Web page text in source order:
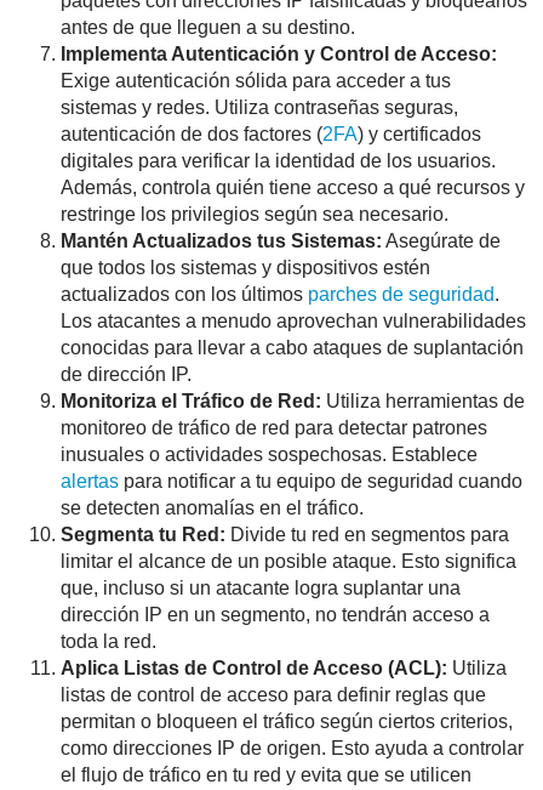
antes de que lleguen a su destino.
Implementa Autenticación y Control de Acceso:
Exige autenticación sólida para acceder a tus
sistemas y redes. Utiliza contraseñas seguras,
autenticación de dos factores (2FA) y certificados
digitales para verificar la identidad de los usuarios.
Además, controla quién tiene acceso a qué recursos y
restringe los privilegios según sea necesario.
Mantén Actualizados tus Sistemas: Asegúrate de
que todos los sistemas y dispositivos estén
actualizados con los últimos parches de seguridad.
Los atacantes a menudo aprovechan vulnerabilidades
conocidas para llevar a cabo ataques de suplantación
de dirección IP.
Monitoriza el Tráfico de Red: Utiliza herramientas de
monitoreo de tráfico de red para detectar patrones
inusuales o actividades sospechosas. Establece
alertas para notificar a tu equipo de seguridad cuando
se detecten anomalías en el tráfico.
Segmenta tu Red: Divide tu red en segmentos para
limitar el alcance de un posible ataque. Esto significa
que, incluso si un atacante logra suplantar una
dirección IP en un segmento, no tendrán acceso a
toda la red.
Aplica Listas de Control de Acceso (ACL): Utiliza
listas de control de acceso para definir reglas que
permitan o bloqueen el tráfico según ciertos criterios,
como direcciones IP de origen. Esto ayuda a controlar
el flujo de tráfico en tu red y evita que se utilicen